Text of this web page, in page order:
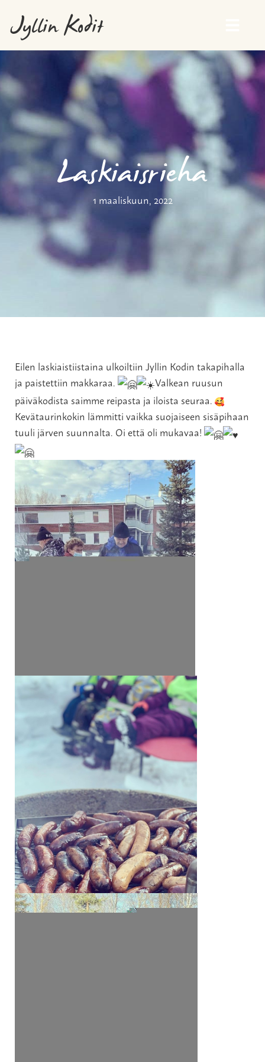
Jyllin Kodit
Laskiaisrieha
1 maaliskuun, 2022
Eilen laskiaistiistaina ulkoiltiin Jyllin Kodin takapihalla
ja paistettiin makkaraa.
Valkean ruusun
päiväkodista saimme reipasta ja iloista seuraa.
Kevätaurinkokin lämmitti vaikka suojaiseen sisäpihaan
tuuli järven suunnalta. Oi että oli mukavaa!